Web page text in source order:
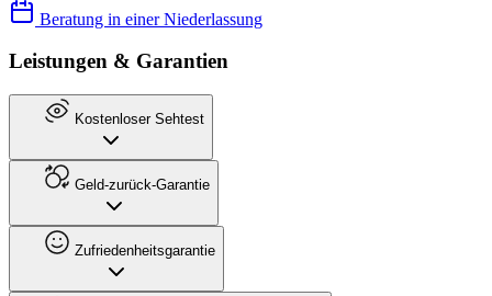
Beratung in einer Niederlassung
Leistungen & Garantien
Kostenloser Sehtest
Geld-zurück-Garantie
Zufriedenheitsgarantie